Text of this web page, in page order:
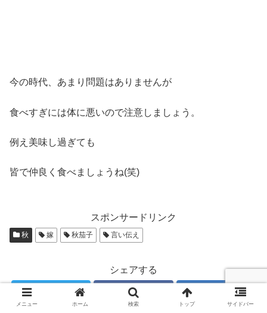
今の時代、あまり問題はありませんが
食べすぎには体に悪いので注意しましょう。
例え美味し過ぎても
皆で仲良く食べましょうね(笑)
スポンサードリンク
秋 嫁 秋茄子 言い伝え
シェアする
Facebook
メニュー ホーム 検索 トップ サイドバー